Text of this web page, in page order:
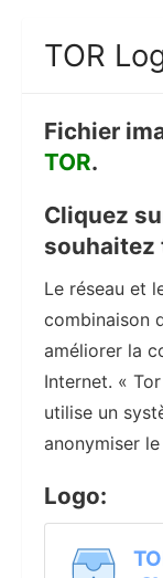
TOR
Fichier
TOR.
Cliquez
souhaitez
Le réseau et
combinaison
améliorer la
Internet. «
utilise un
anonymiser
Logo: